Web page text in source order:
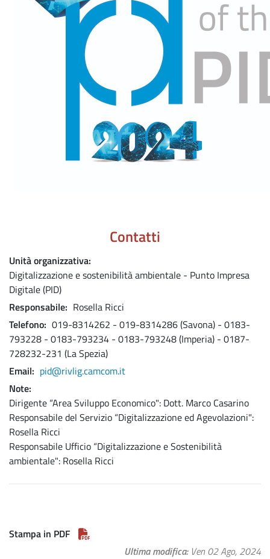
Contatti
Unità organizzativa
Digitalizzazione e sostenibilità ambientale - Punto Impresa
Digitale (PID)
Responsabile Rosella Ricci
Telefono 019-8314262 - 019-8314286 (Savona) - 0183-
793228 - 0183-793234 - 0183-793248 (Imperia) - 0187-
728232-231 (La Spezia)
Email
pid@rivlig.camcom.it
Note
Dirigente “Area Sviluppo Economico": Dott. Marco Casarino
Responsabile del Servizio “Digitalizzazione ed Agevolazioni":
Rosella Ricci
Responsabile Ufficio “Digitalizzazione e Sostenibilità
ambientale": Rosella Ricci
Stampa in PDF
Ultima modifica Ven 02 Ago, 2024